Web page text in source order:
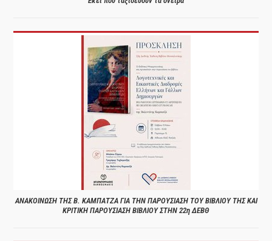
ΑΝΑΚΟΙΝΩΣΗ ΤΗΣ Β. ΚΑΜΠΑΤΖΑ ΓΙΑ ΤΗΝ ΠΑΡΟΥΣΙΑΣΗ ΤΟΥ ΒΙΒΛΙΟΥ ΤΗΣ ΚΑΙ
ΚΡΙΤΙΚΗ ΠΑΡΟΥΣΙΑΣΗ ΒΙΒΛΙΟΥ ΣΤΗΝ 22η ΔΕΒΘ